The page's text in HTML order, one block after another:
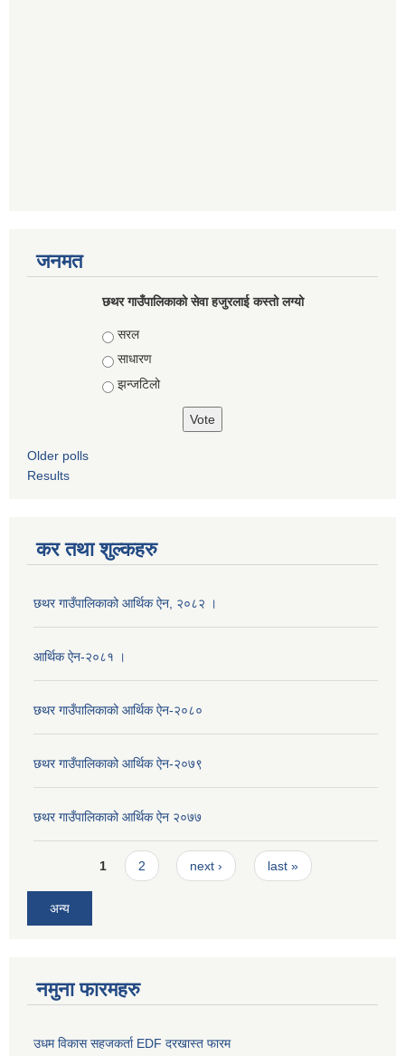
जनमत
छथर गाउँपालिकाको सेवा हजुरलाई कस्तो लग्यो
Choices
सरल
साधारण
झन्जटिलो
Older polls
Results
कर तथा शुल्कहरु
छथर गाउँपालिकाको आर्थिक ऐन, २०८२ ।
आर्थिक ऐन-२०८१ ।
छथर गाउँपालिकाको आर्थिक ऐन-२०८०
छथर गाउँपालिकाको आर्थिक ऐन-२०७९
छथर गाउँपालिकाको आर्थिक ऐन २०७७
Pages1 2 next › last »
अन्य
नमुना फारमहरु
उधम विकास सहजकर्ता EDF दरखास्त फारम